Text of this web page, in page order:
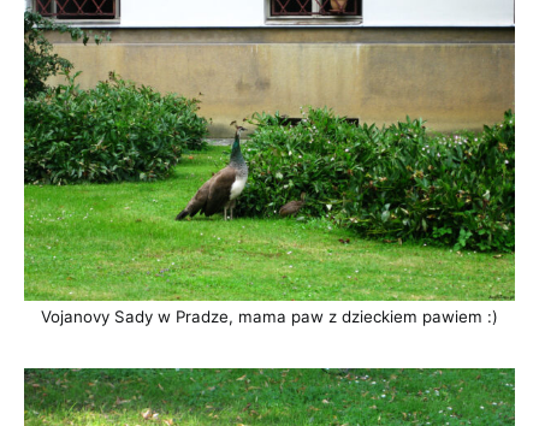
Vojanovy Sady w Pradze, mama paw z dzieckiem pawiem :)